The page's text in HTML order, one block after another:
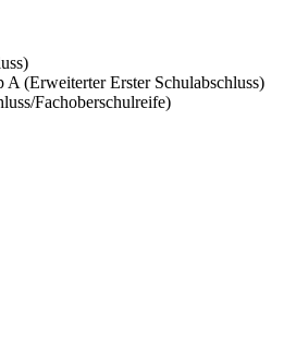
A (Erweiterter Erster Schulabschluss)
Fachoberschulreife)